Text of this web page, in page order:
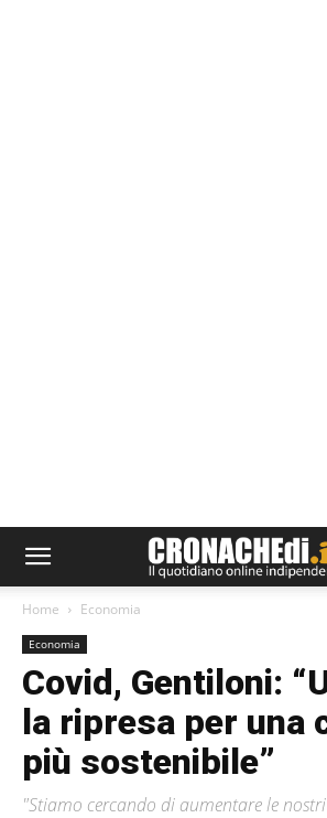
Home Economia
Economia
Covid, Gentiloni:
la ripresa per una
più sostenibile”
"Stiamo cercando di aumentare le